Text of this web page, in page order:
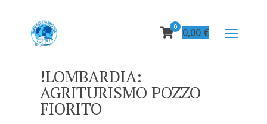
0 0,00 €
!LOMBARDIA:
AGRITURISMO POZZO
FIORITO